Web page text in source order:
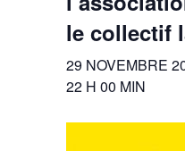
le collectif
29 NOVEMBRE
22 H 00 MIN